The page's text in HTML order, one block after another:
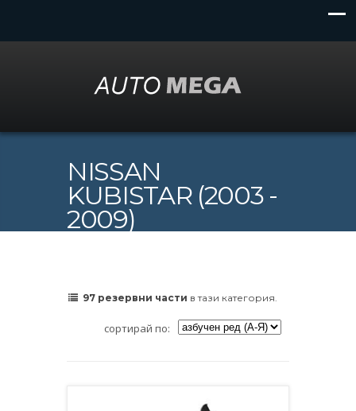
NISSAN
KUBISTAR (2003 -
2009)
97 резервни части в тази категория.
сортирай по: